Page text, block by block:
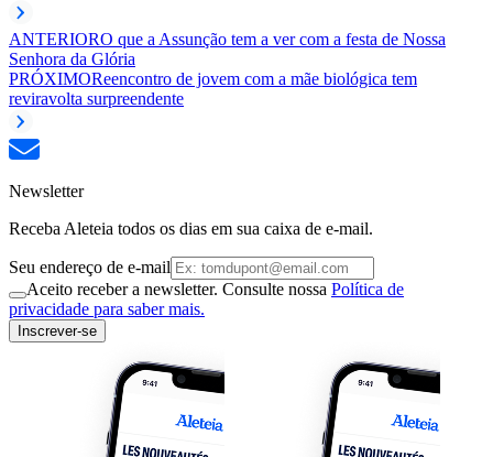
ANTERIORO que a Assunção tem a ver com a festa de Nossa
Senhora da Glória
PRÓXIMOReencontro de jovem com a mãe biológica tem
reviravolta surpreendente
Newsletter
Receba Aleteia todos os dias em sua caixa de e-mail.
Seu endereço de e-mail
Aceito receber a newsletter. Consulte nossa Política de
privacidade para saber mais.
Inscrever-se